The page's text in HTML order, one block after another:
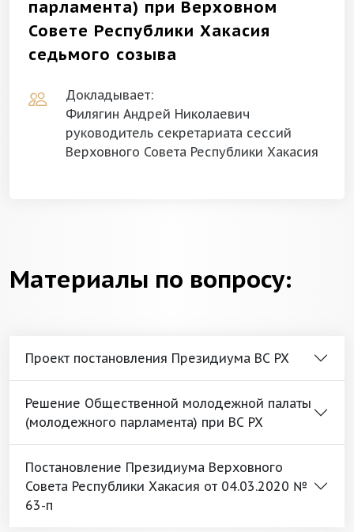
парламента) при Верховном
Совете Республики Хакасия
седьмого созыва
Докладывает:
Филягин Андрей Николаевич
руководитель секретариата сессий
Верховного Совета Республики Хакасия
Материалы по вопросу:
Проект постановления Президиума ВС РХ
Решение Общественной молодежной палаты
(молодежного парламента) при ВС РХ
Постановление Президиума Верховного
Совета Республики Хакасия от 04.03.2020 №
63-п